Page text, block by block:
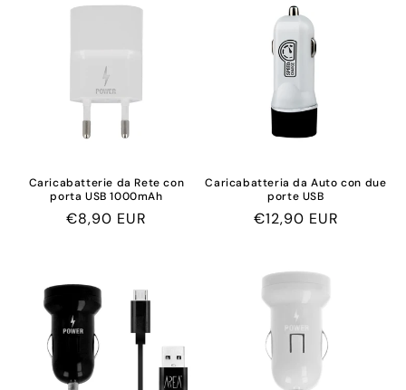
Caricabatterie da Rete con
porta USB 1000mAh
Prix
€8,90 EUR
Caricabatteria da Auto con due
porte USB
Prix
€12,90 EUR